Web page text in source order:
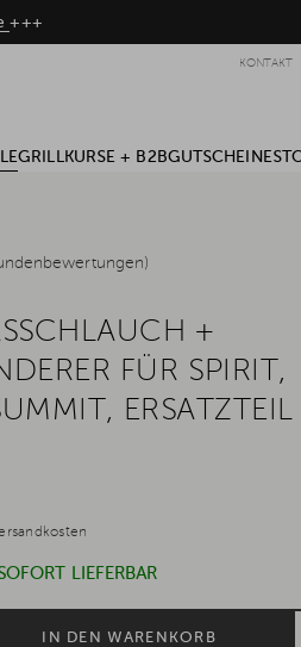
+++
KONTAKT
GRILLKURSE + B2BGUTSCHEINE
+
FÜR SPIRIT,
ERSATZTEIL
LIEFERBAR
IN DEN WARENKORB